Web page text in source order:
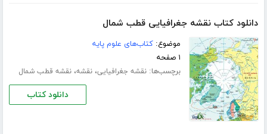
دانلود کتاب نقشه جغرافیایی قطب شمال
موضوع:کتاب‌های علوم پایه
۱ صفحه
برچسب‌ها:نقشه جغرافیایی،نقشه،نقشه قطب شمال
دانلود کتاب